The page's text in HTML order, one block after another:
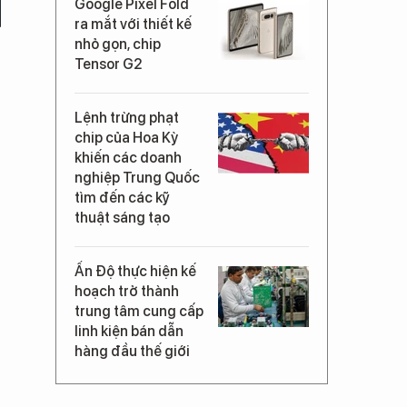
Google Pixel Fold
ra mắt với thiết kế
nhỏ gọn, chip
Tensor G2
Lệnh trừng phạt
chip của Hoa Kỳ
khiến các doanh
nghiệp Trung Quốc
tìm đến các kỹ
thuật sáng tạo
Ấn Độ thực hiện kế
hoạch trở thành
trung tâm cung cấp
linh kiện bán dẫn
hàng đầu thế giới